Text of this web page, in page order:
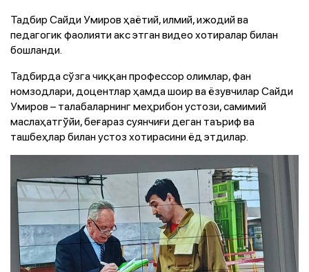
Тадбир Сайди Умиров ҳаётий, илмий, ижодий ва
педагогик фаолияти акс этган видео хотиралар билан
бошланди.
Тадбирда сўзга чиққан профессор олимлар, фан
номзодлари, доцентлар ҳамда шоир ва ёзувчилар Сайди
Умиров – талабаларнинг меҳрибон устози, самимий
маслаҳатгўйи, беғараз суянчиғи деган таъриф ва
ташбеҳлар билан устоз хотирасини ёд этдилар.